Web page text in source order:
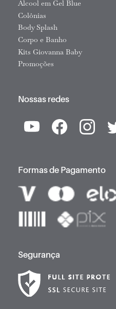
Álcool em Gel Blue
Colônias
Body Splash
Corpo e Banho
Kits Giovanna Baby
Promoções
Nossas redes
Formas de Pagamento
Segurança